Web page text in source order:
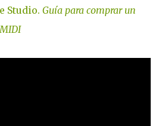
Studio. Guía para comprar un